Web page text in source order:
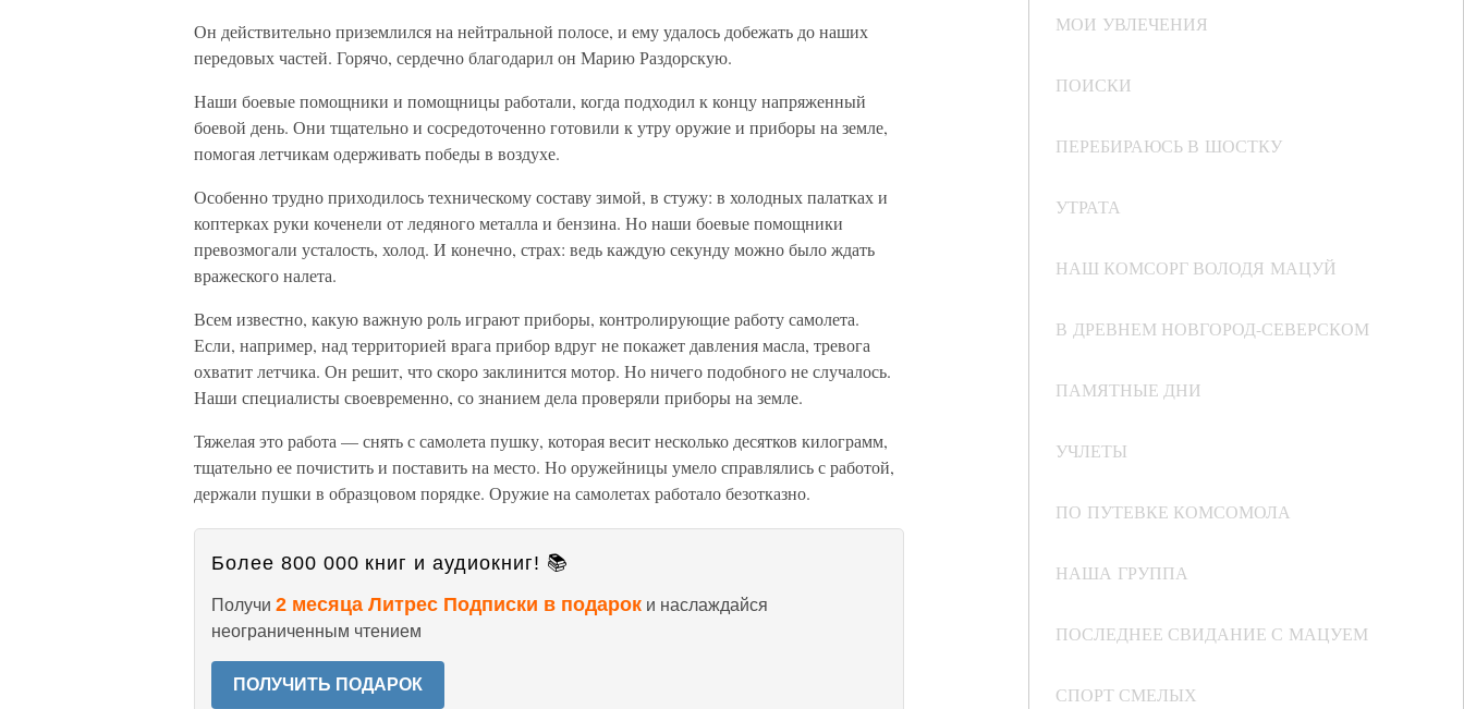
МОИ УВЛЕЧЕНИЯ
ПОИСКИ
ПЕРЕБИРАЮСЬ В ШОСТКУ
УТРАТА
НАШ КОМСОРГ ВОЛОДЯ МАЦУЙ
В ДРЕВНЕМ НОВГОРОД-СЕВЕРСКОМ
ПАМЯТНЫЕ ДНИ
УЧЛЕТЫ
ПО ПУТЕВКЕ КОМСОМОЛА
НАША ГРУППА
ПОСЛЕДНЕЕ СВИДАНИЕ С МАЦУЕМ
СПОРТ СМЕЛЫХ
Он действительно приземлился на нейтральной полосе, и ему удалось добежать до наших
передовых частей. Горячо, сердечно благодарил он Марию Раздорскую.
Наши боевые помощники и помощницы работали, когда подходил к концу напряженный
боевой день. Они тщательно и сосредоточенно готовили к утру оружие и приборы на земле,
помогая летчикам одерживать победы в воздухе.
Особенно трудно приходилось техническому составу зимой, в стужу: в холодных палатках и
коптерках руки коченели от ледяного металла и бензина. Но наши боевые помощники
превозмогали усталость, холод. И конечно, страх: ведь каждую секунду можно было ждать
вражеского налета.
Всем известно, какую важную роль играют приборы, контролирующие работу самолета.
Если, например, над территорией врага прибор вдруг не покажет давления масла, тревога
охватит летчика. Он решит, что скоро заклинится мотор. Но ничего подобного не случалось.
Наши специалисты своевременно, со знанием дела проверяли приборы на земле.
Тяжелая это работа — снять с самолета пушку, которая весит несколько десятков килограмм,
тщательно ее почистить и поставить на место. Но оружейницы умело справлялись с работой,
держали пушки в образцовом порядке. Оружие на самолетах работало безотказно.
Более 800 000 книг и аудиокниг! 📚
Получи 2 месяца Литрес Подписки в подарок и наслаждайся
неограниченным чтением
ПОЛУЧИТЬ ПОДАРОК